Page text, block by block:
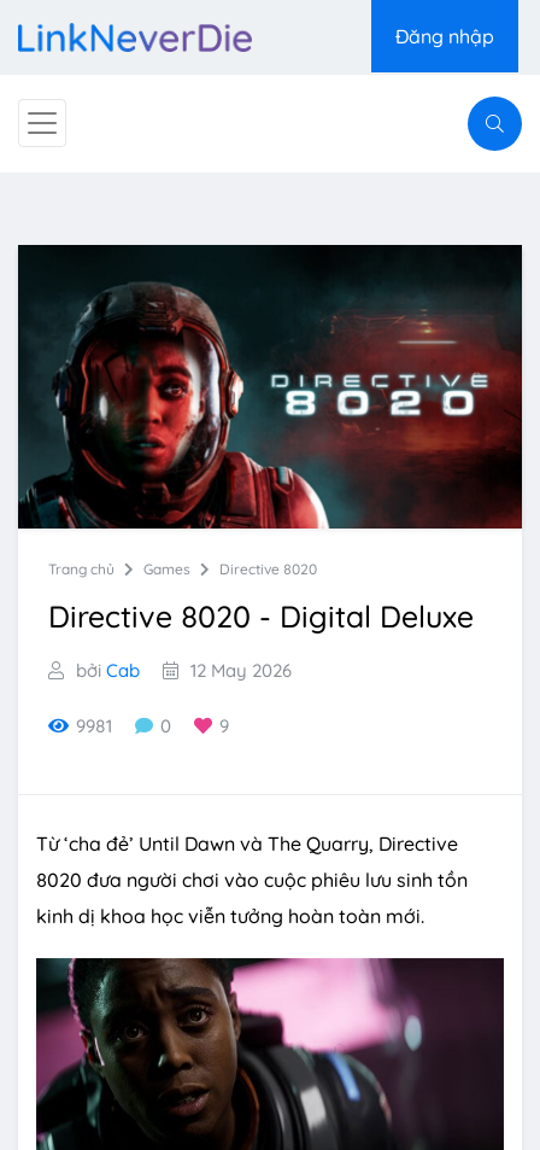
Đăng nhập
Trang chủ Games Directive 8020
Directive 8020 - Digital Deluxe
bởi Cab 12 May 2026
9981 0 9
Từ ‘cha đẻ’ Until Dawn và The Quarry, Directive
8020 đưa người chơi vào cuộc phiêu lưu sinh tồn
kinh dị khoa học viễn tưởng hoàn toàn mới.